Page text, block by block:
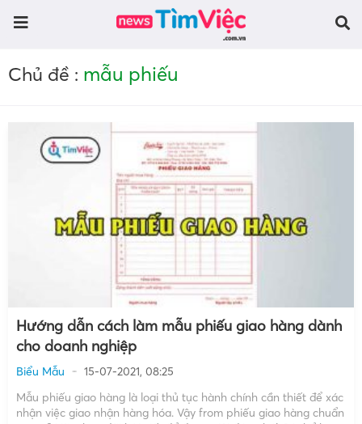
Chủ đề : mẫu phiếu
Hướng dẫn cách làm mẫu phiếu giao hàng dành
cho doanh nghiệp
Biểu Mẫu
15-07-2021, 08:25
Mẫu phiếu giao hàng là loại thủ tục hành chính cần thiết để xác
nhận việc giao nhận hàng hóa. Vậy from phiếu giao hàng chuẩn